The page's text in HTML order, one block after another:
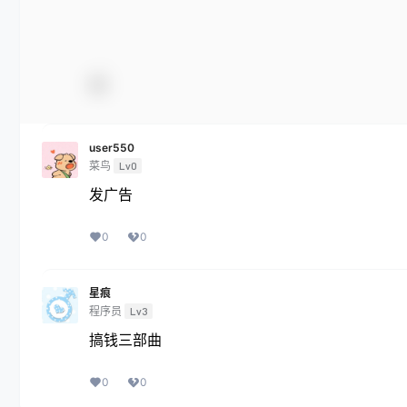
user550
菜鸟
Lv0
发广告
0 0
星痕
程序员
Lv3
搞钱三部曲
0 0